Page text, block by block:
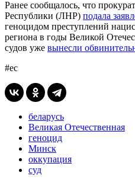
Ранее сообщалось, что
Республики (ЛНР) подала
геноцидом преступлений
региона в годы Великой
судов уже вынесли
#ес
беларусь
Великая Отечественная
геноцид
Минск
оккупация
суд